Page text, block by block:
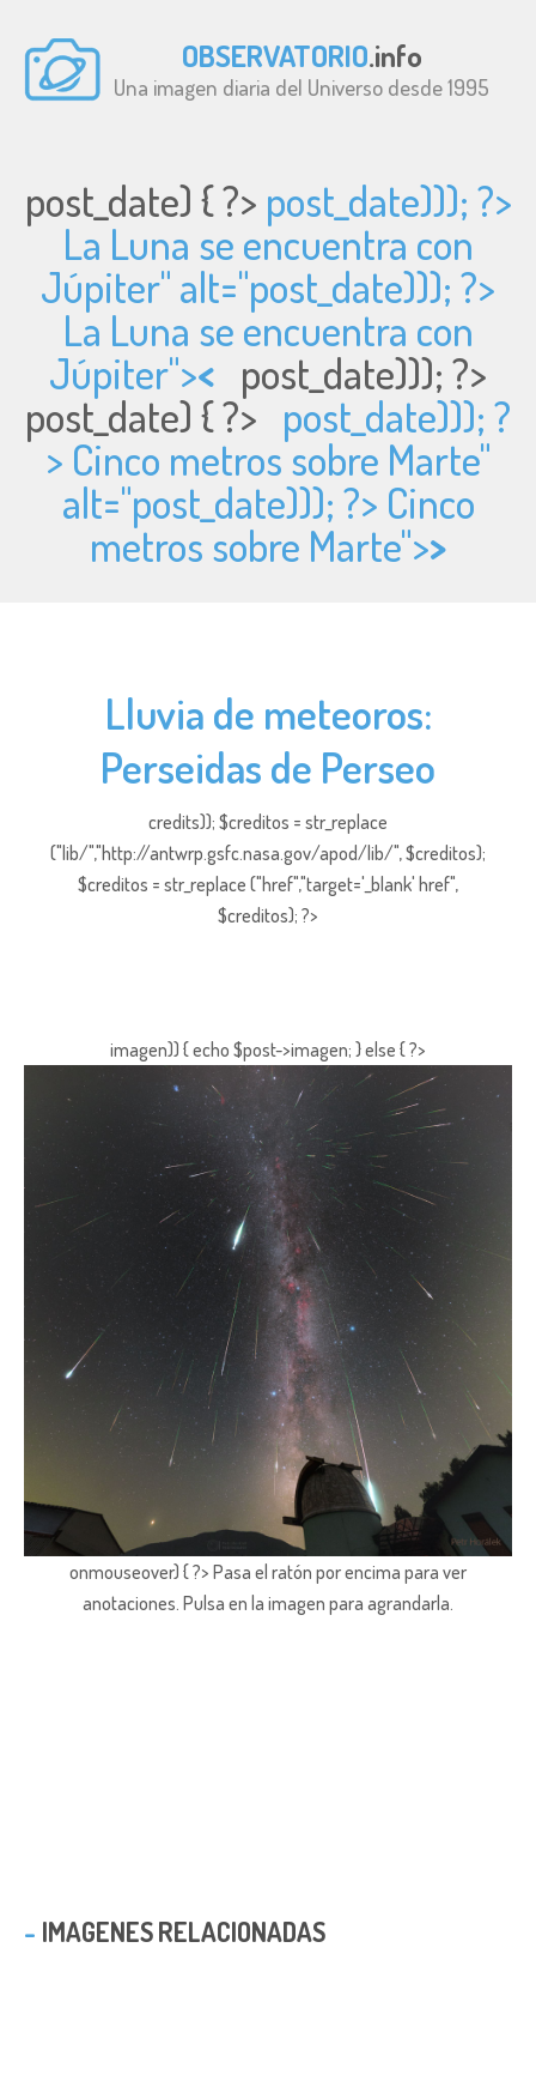
OBSERVATORIO.info
Una imagen diaria del Universo desde 1995
post_date) { ?> post_date))); ?>
La Luna se encuentra con
Júpiter" alt="post_date))); ?>
La Luna se encuentra con
Júpiter">< post_date))); ?>
post_date) { ?> post_date))); ?
> Cinco metros sobre Marte"
alt="post_date))); ?> Cinco
metros sobre Marte">>
Lluvia de meteoros:
Perseidas de Perseo
credits)); $creditos = str_replace
("lib/","http://antwrp.gsfc.nasa.gov/apod/lib/", $creditos);
$creditos = str_replace ("href","target='_blank' href",
$creditos); ?>
imagen)) { echo $post->imagen; } else { ?>
onmouseover) { ?> Pasa el ratón por encima para ver
anotaciones. Pulsa en la imagen para agrandarla.
IMAGENES RELACIONADAS